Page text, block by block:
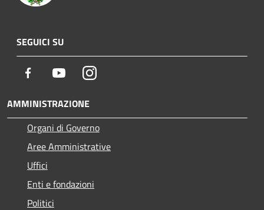
SEGUICI SU
Facebook YoutubeInstagram
AMMINISTRAZIONE
Organi di Governo
Aree Amministrative
Uffici
Enti e fondazioni
Politici